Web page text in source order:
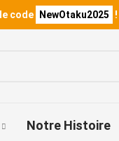
code NewOtaku2025
Notre Histoire